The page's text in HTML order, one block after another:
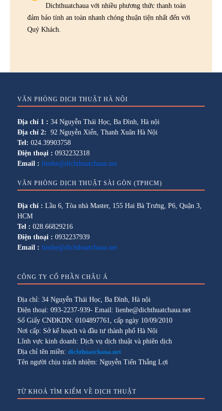
Dichthuatchaua với nhiều phương thức thanh toán
đảm bảo tính an toàn nhanh chóng thuận tiện nhất đến với
Quý Khách.
VĂN PHÒNG DỊCH THUẬT HÀ NỘI
Địa chỉ 1 : 34 Nguyễn Thái Học, Ba Đình, Hà nội
Địa chỉ 2: 92 Nguyễn Xiển, Thanh Xuân Hà Nội
Tel: 024.39903758
Điện thoại : 0932232318
Email : lienhe@dichthuatchaua.net
VĂN PHÒNG DỊCH THUẬT SÀI GÒN (TPHCM)
Địa chỉ : Lầu 6, Tòa nhà Master, 155 Hai Bà Trưng, P6, Quận 3,
HCM
Tel : 028.66829216
Điện thoại : 0932237939
Email : lienhe@dichthuatchaua.net
CÔNG TY CỔ PHẦN CHÂU Á
Địa chỉ: 34 Nguyễn Thái Học, Ba Đình, Hà nội
Điện thoại: 093-2237-939- Email: lienhe@dichthuatchaua.net
Số Giấy CNĐKDN: 0104897761, cấp ngày 10/09/2010
Nơi cấp: Sở kế hoạch và đầu tư thành phố Hà Nội
Lĩnh vực kinh doanh: Dịch vụ dịch thuật và phiên dịch
Địa chỉ tên miền: dichthuatchaua.net
Tên người chịu trách nhiệm: Nguyễn Tiến Thắng Lợi
TỪ KHOÁ TÌM KIẾM VỀ DỊCH THUẬT